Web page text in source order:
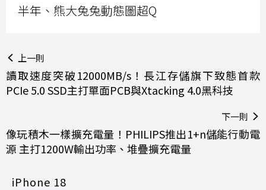
半年、熊大兔兔動態圖超Q
上一則
讀取速度突破12000MB/s！長江存儲旗下致態首款
PCIe 5.0 SSD主打單面PCB與Xtacking 4.0黑科技
下一則
像玩積木一樣擴充電量！PHILIPS推出1+n儲能行動電
源 主打1200W輸出功率、堆疊擴充電量
iPhone 18